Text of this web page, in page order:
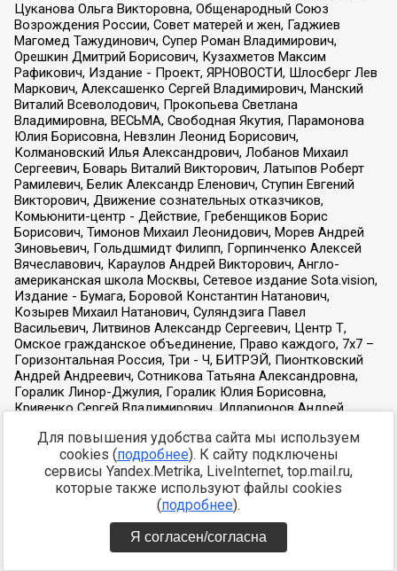
Для повышения удобства сайта мы используем
cookies (подробнее). К сайту подключены
сервисы Yandex.Metrika, LiveInternet, top.mail.ru,
которые также используют файлы cookies
(подробнее).
Я согласен/согласна